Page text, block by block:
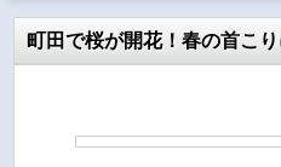
町田で桜が開花！春の首こ